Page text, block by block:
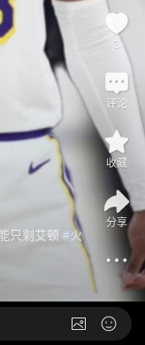
只剩艾顿 #火
3
评论
收藏
分享